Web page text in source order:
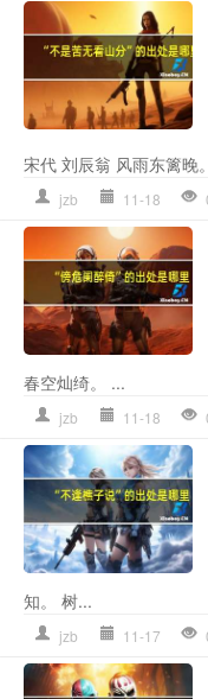
宋代 刘辰翁 风雨东篱晚
jzb 11-18
春空灿绮。 ...
jzb 11-18
知。 树...
jzb 11-17